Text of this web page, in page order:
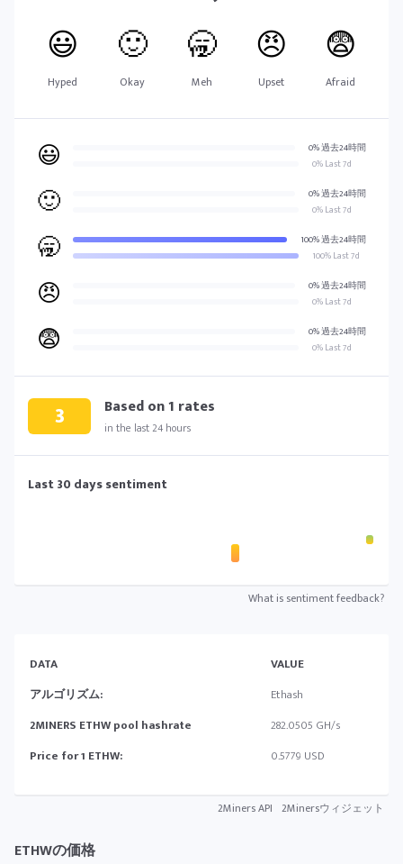
😃
Hyped
🙂
Okay
🥱
Meh
😠
Upset
😨
Afraid
😃
0% 過去24時間
0% Last 7d
🙂
0% 過去24時間
0% Last 7d
🥱
100% 過去24時間
100% Last 7d
😠
0% 過去24時間
0% Last 7d
😨
0% 過去24時間
0% Last 7d
3 Based on1 rates
in the last 24 hours
Last 30 days sentiment
What is sentiment feedback?
DATA
VALUE
アルゴリズム:
Ethash
2MINERS ETHW pool hashrate
282.0505 GH/s
Price for 1 ETHW:
0.5779 USD
2Miners API 2Minersウィジェット
ETHWの価格